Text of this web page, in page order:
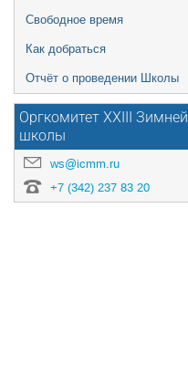
Свободное время
Как добраться
Отчёт о проведении Школы
Оргкомитет XXIII Зимней
школы
ws@icmm.ru
+7 (342) 237 83 20